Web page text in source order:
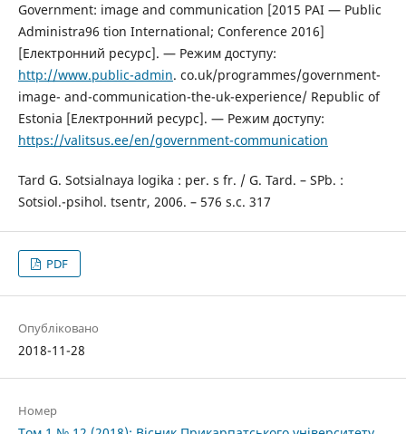
Government: image and communication [2015 PAI — Public
Administra96 tion International; Conference 2016]
[Електронний ресурс]. — Режим доступу:
http://www.public-admin. co.uk/programmes/government-
image- and-communication-the-uk-experience/ Republic of
Estonia [Електронний ресурс]. — Режим доступу:
https://valitsus.ee/en/government-communication
Tard G. Sotsialnaya logika : per. s fr. / G. Tard. – SPb. :
Sotsiol.-psihol. tsentr, 2006. – 576 s.с. 317
PDF
Опубліковано
2018-11-28
Номер